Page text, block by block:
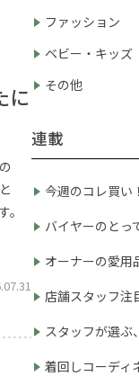
に
ファッション
ベビー・キッズ
その他
連載
今週のコレ買い！
バイヤーのとっ
オーナーの愛用
店舗スタッフ注
スタッフが選ぶ
着回しコーディ